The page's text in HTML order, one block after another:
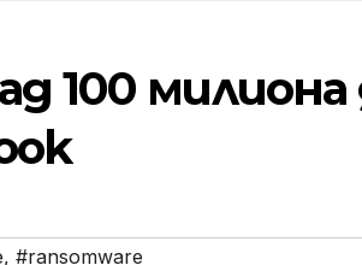
100 милиона
, #ransomware